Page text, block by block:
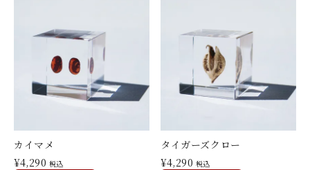
カイマメ
¥4,290 税込
タイガーズクロー
¥4,290 税込